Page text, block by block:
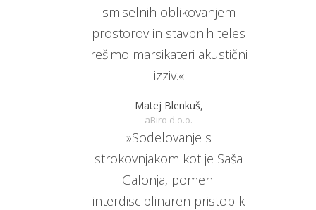
smiselnih oblikovanjem
prostorov in stavbnih teles
rešimo marsikateri akustični
izziv.«
Matej Blenkuš,
aBiro d.o.o.
»Sodelovanje s
strokovnjakom kot je Saša
Galonja, pomeni
interdisciplinaren pristop k